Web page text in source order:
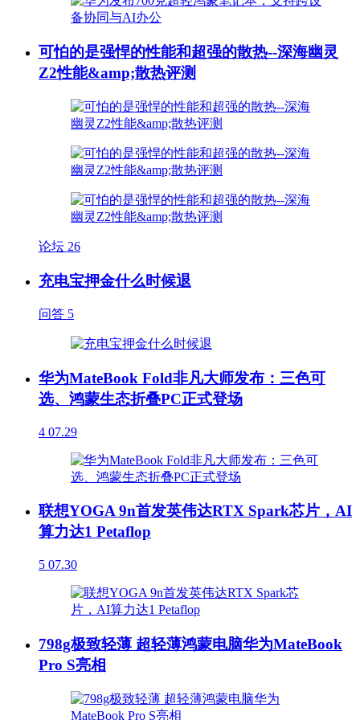
可怕的是强悍的性能和超强的散热--深海幽灵
Z2性能&amp;散热评测
论坛 26
充电宝押金什么时候退
问答 5
华为MateBook Fold非凡大师发布：三色可
选、鸿蒙生态折叠PC正式登场
4 07.29
联想YOGA 9n首发英伟达RTX Spark芯片，AI
算力达1 Petaflop
5 07.30
798g极致轻薄 超轻薄鸿蒙电脑华为MateBook
Pro S亮相